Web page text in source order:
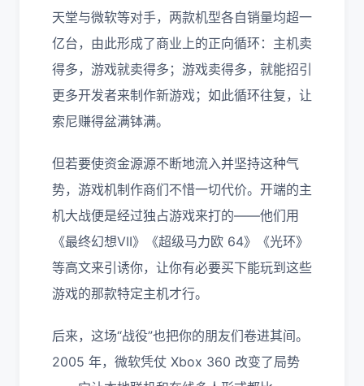
天堂与微软等对手，两款机型各自销量均超一
亿台，由此形成了商业上的正向循环：主机卖
得多，游戏就卖得多；游戏卖得多，就能招引
更多开发者来制作新游戏；如此循环往复，让
索尼赚得盆满钵满。
但若要使资金源源不断地流入并坚持这种气
势，游戏机制作商们不惜一切代价。开端的主
机大战便是经过独占游戏来打的——他们用
《最终幻想VII》《超级马力欧 64》《光环》
等高文来引诱你，让你有必要买下能玩到这些
游戏的那款特定主机才行。
后来，这场“战役”也把你的朋友们卷进其间。
2005 年，微软凭仗 Xbox 360 改变了局势